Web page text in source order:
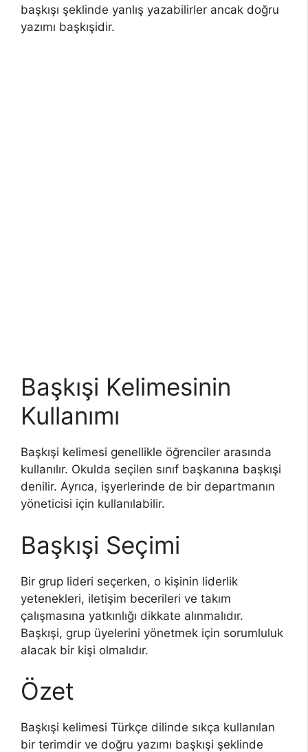
başkışı şeklinde yanlış yazabilirler ancak doğru
yazımı başkışidir.
Başkışi Kelimesinin
Kullanımı
Başkışi kelimesi genellikle öğrenciler arasında
kullanılır. Okulda seçilen sınıf başkanına başkışi
denilir. Ayrıca, işyerlerinde de bir departmanın
yöneticisi için kullanılabilir.
Başkışi Seçimi
Bir grup lideri seçerken, o kişinin liderlik
yetenekleri, iletişim becerileri ve takım
çalışmasına yatkınlığı dikkate alınmalıdır.
Başkışi, grup üyelerini yönetmek için sorumluluk
alacak bir kişi olmalıdır.
Özet
Başkışi kelimesi Türkçe dilinde sıkça kullanılan
bir terimdir ve doğru yazımı başkışi şeklinde